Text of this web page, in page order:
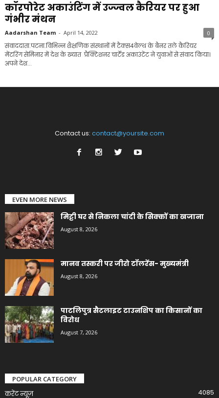
कॉरपोरेट अकाउंटिंग में उज्ज्वल कैरियर पर हुआ
गंभीर मंथन
Aadarshan Team - April 14, 2022 0
संवाददाता.पटना.विभिन्न शैक्षणिक संस्थानों में टैक्स4वेल्थ के बैनर तले कैरियर
मेंटरिंग सेमिनार में देश के ख्यात प्रैक्टिशनर चार्टेड अकाउंटेंट ने युवाओं से संवाद किया।
अपने देश...
Contact us: contact@yoursite.com
EVEN MORE NEWS
मिट्टी घर से निकला चांदी के सिक्कों का खजाना
August 8, 2026
मानव तस्करी पर जीरो टॉलरेंस- मुख्यमंत्री
August 8, 2026
पाटलिपुत्र सैटलाइट टाउनशिप का किसानों का
विरोध
August 7, 2026
POPULAR CATEGORY
करेंट न्यूज़ 4085